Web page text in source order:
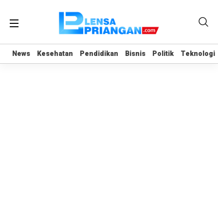
News Kesehatan Pendidikan Bisnis Politik Teknologi
News Kesehatan Pendidikan Bisnis Politik Teknologi